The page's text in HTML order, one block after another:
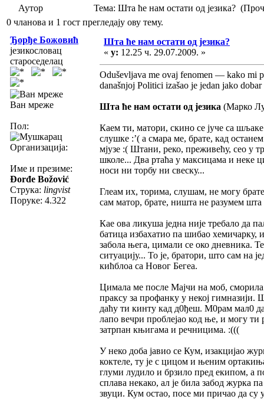
Аутор
Тема: Шта ће нам остати од језика?
0 чланова и 1 гост прегледају ову тему.
Ђорђе Божовић
језикословац
староседелац
Ван мреже
Пол:
Организација:
Име и презиме:
Đorđe Božović
Струка: lingvist
Поруке: 4.322
Шта ће нам остати од језика?
« у: 12.25 ч. 29.07.2009. »
Oduševljava me ovaj fenomen — kako mi
današnjoj Politici izašao je jedan jako
Шта ће нам остати од језика (Марко
Каем ти, матори, скино се јуче са
слушке :’( а смара ме, брате, кад
мјузе :( Штани, реко, преживећу, сео у
школе... Два ртаћа у максицама и неке
носи ни торбу ни свеску...
Глеам их, торима, слушам, не могу
сам матор, брате, ништа не разумем шта
Кае ова ликуша једна није требало да
батица избахатио па шибао хемичарку,
забола њега, цимали се око дневника.
ситуацију... То је, братори, што сам на
кићблоа са Новог Бегеа.
Цимала ме после Мајчи на моб,
праксу за профанку у некој
даћу ти кинту кад д0ђеш. М0рам мал0
лапо вечри проблејао код ње, и могу
затрпан књигама и речницима. :(((
У неко доба јавио се Кум, изакцијао
коктеле, ту је с цицом и њеним
глуми лудило и брзило пред екипом, а
сплава некако, ал је била забод журка
звуци. Кум остао, посе ми причао да су